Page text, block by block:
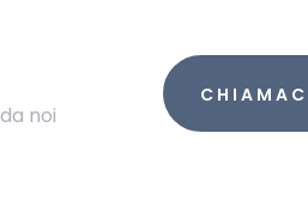
noi